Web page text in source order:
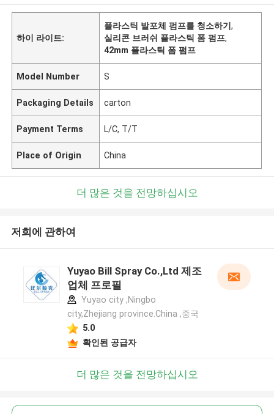
하이 라이트:
플라스틱 발포체 펌프를 청소하기,
실리콘 브러쉬 플라스틱 폼 펌프,
42mm 플라스틱 폼 펌프
Model Number S
Packaging Details carton
Payment Terms L/C, T/T
Place of Origin China
더 많은 것을 전망하십시오
저희에 관하여
Yuyao Bill Spray Co.,Ltd 제조
업체 프로필
Yuyao city ,Ningbo
city,Zhejiang province.China ,중국
5.0
확인된 공급자
더 많은 것을 전망하십시오